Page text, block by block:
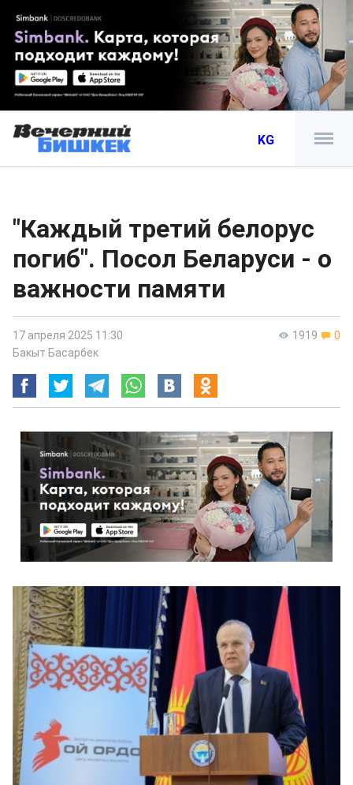
KG
"Каждый третий белорус
погиб". Посол Беларуси - о
важности памяти
1919 0
17 апреля 2025 11:30
Бакыт Басарбек